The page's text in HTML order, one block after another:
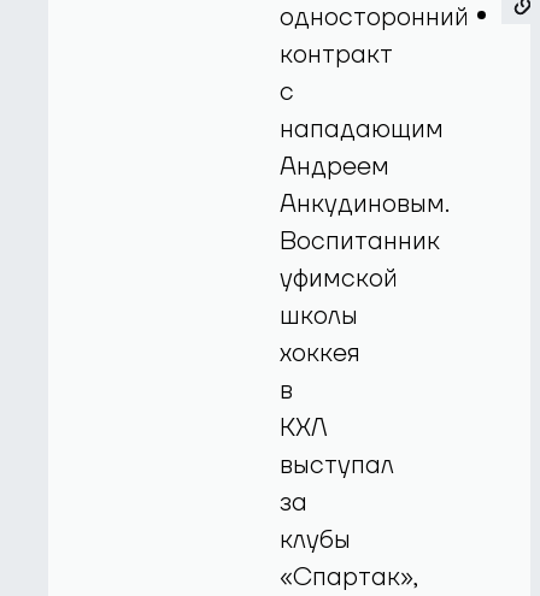
односторонний
контракт
с
нападающим
Андреем
Анкудиновым.
Воспитанник
уфимской
школы
хоккея
в
КХЛ
выступал
за
клубы
«Спартак»,